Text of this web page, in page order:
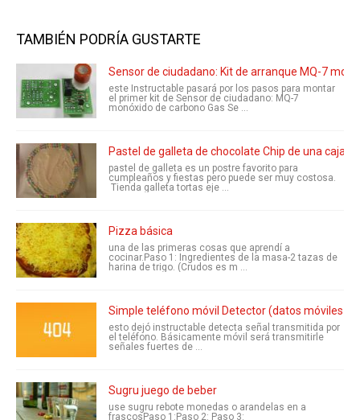
TAMBIÉN PODRÍA GUSTARTE
Sensor de ciudadano: Kit de arranque MQ-7
este Instructable pasará por los pasos para montar
el primer kit de Sensor de ciudadano: MQ-7
monóxido de carbono Gas Se ...
Pastel de galleta de chocolate Chip de una caja de
pastel de galleta es un postre favorito para
cumpleaños y fiestas pero puede ser muy costosa.
Tienda galleta tortas eje ...
Pizza básica
una de las primeras cosas que aprendí a
cocinar.Paso 1: Ingredientes de la masa-2 tazas de
harina de trigo. (Crudos es m ...
Simple teléfono móvil Detector (datos móviles
esto dejó instructable detecta señal transmitida por
el teléfono. Básicamente móvil será transmitirle
señales fuertes de ...
Sugru juego de beber
use sugru rebote monedas o arandelas en a
frascosPaso 1:Paso 2: Paso 3: